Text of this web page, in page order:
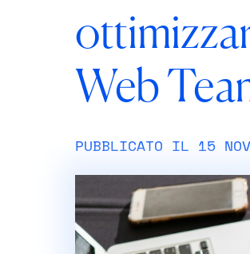
Web
PUBBLICATO IL 15